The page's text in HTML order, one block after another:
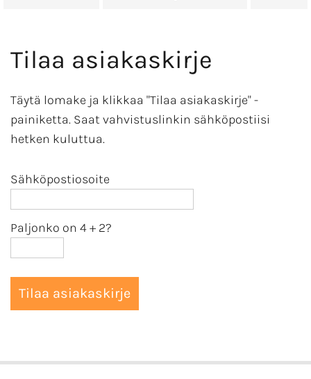
Tilaa asiakaskirje
Täytä lomake ja klikkaa "Tilaa asiakaskirje" -
painiketta. Saat vahvistuslinkin sähköpostiisi
hetken kuluttua.
Sähköpostiosoite
Paljonko on 4+ 2?